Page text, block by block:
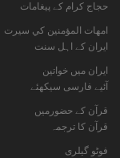
حجاج کرام کے پیغامات
امهات المؤمنين كي سيرت
ایران کے اہل سنت
ایران میں خواتین
آئیے فارسی سیکھئے
قرآن کے حضورمیں
قرآن کا ترجمہ
فوٹو گيلری